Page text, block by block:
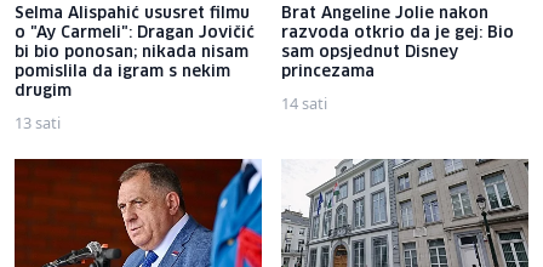
Selma Alispahić ususret filmu
o "Ay Carmeli": Dragan Jovičić
bi bio ponosan; nikada nisam
pomislila da igram s nekim
drugim
13 sati
Brat Angeline Jolie nakon
razvoda otkrio da je gej: Bio
sam opsjednut Disney
princezama
14 sati